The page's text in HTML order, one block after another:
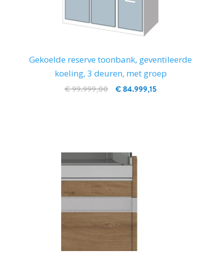
Gekoelde reserve toonbank, geventileerde
koeling, 3 deuren, met groep
€ 84.999,15
€ 99.999,00